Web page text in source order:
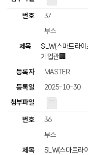
37
부스
SLW(스마트라
기업관🏢
MASTER
2025-10-30
36
부스
SLW(스마트라